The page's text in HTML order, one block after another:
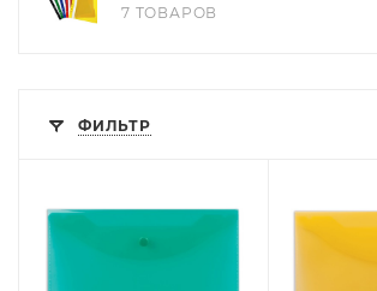
7 ТОВАРОВ
ФИЛЬТР